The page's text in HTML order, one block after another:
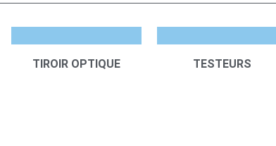
TIROIR OPTIQUE TESTEURS